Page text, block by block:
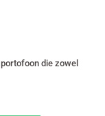
die zowel